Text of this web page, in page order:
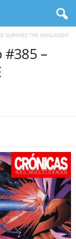
THE ONSLAUGHT
#385 –